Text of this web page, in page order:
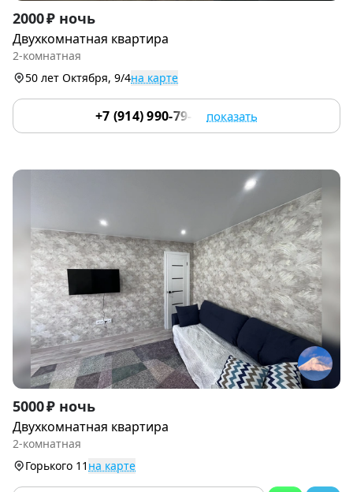
Item
1
of
2000 ₽ ночь
Двухкомнатная квартира
2-комнатная
50 лет Октября, 9/4на карте
+7 (914) 990-79-89 показать
Item
1
of
9
5000 ₽ ночь
Двухкомнатная квартира
2-комнатная
Горького 11 на карте